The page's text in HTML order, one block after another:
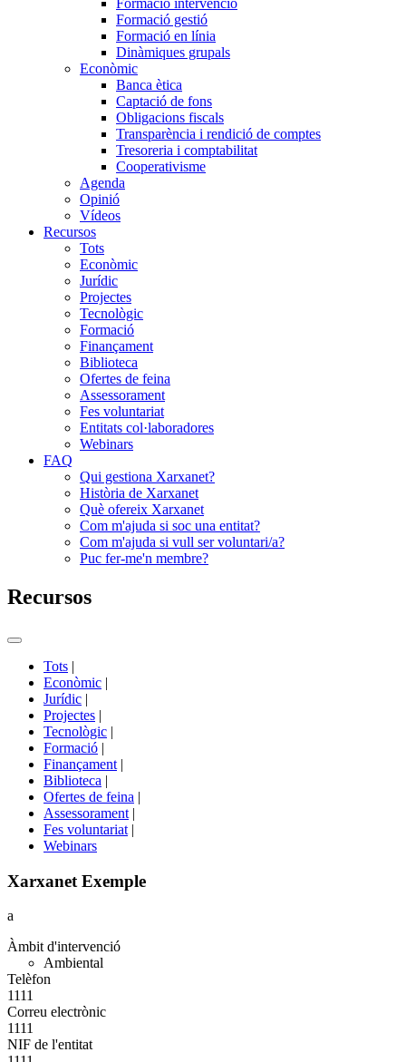
Formació intervenció
Formació gestió
Formació en línia
Dinàmiques grupals
Econòmic
Banca ètica
Captació de fons
Obligacions fiscals
Transparència i rendició de comptes
Tresoreria i comptabilitat
Cooperativisme
Agenda
Opinió
Vídeos
Recursos
Tots
Econòmic
Jurídic
Projectes
Tecnològic
Formació
Finançament
Biblioteca
Ofertes de feina
Assessorament
Fes voluntariat
Entitats col·laboradores
Webinars
FAQ
Qui gestiona Xarxanet?
Història de Xarxanet
Què ofereix Xarxanet
Com m'ajuda si soc una entitat?
Com m'ajuda si vull ser voluntari/a?
Puc fer-me'n membre?
Recursos
Commutador
portals
Tots |
Econòmic |
Jurídic |
Projectes |
Tecnològic |
Formació |
Finançament |
Biblioteca |
Ofertes de feina |
Assessorament |
Fes voluntariat |
Webinars
Xarxanet Exemple
a
Àmbit d'intervenció
Ambiental
Telèfon
1111
Correu electrònic
1111
NIF de l'entitat